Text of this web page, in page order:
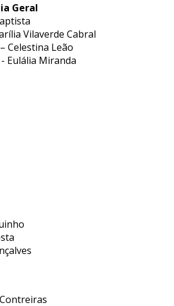
Geral
Vilaverde Cabral
Celestina Leão
Eulália Miranda